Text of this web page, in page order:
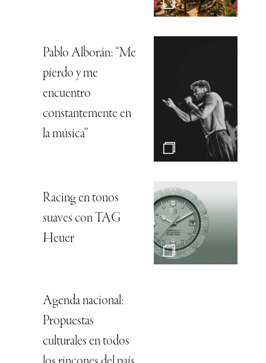
Pablo Alborán: “Me
pierdo y me
encuentro
constantemente en
la música”
Racing en tonos
suaves con TAG
Heuer
Agenda nacional:
Propuestas
culturales en todos